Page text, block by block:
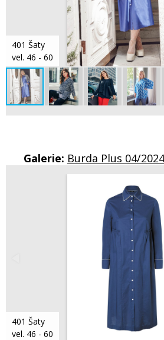
401 Šaty
vel. 46 - 60
Galerie: Burda Plus 04/
401 Šaty
vel. 46 - 60